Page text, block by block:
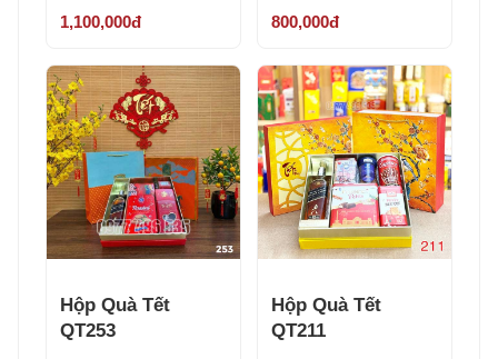
1,100,000đ 800,000đ
Hộp Quà Tết
QT253
Hộp Quà Tết
QT211